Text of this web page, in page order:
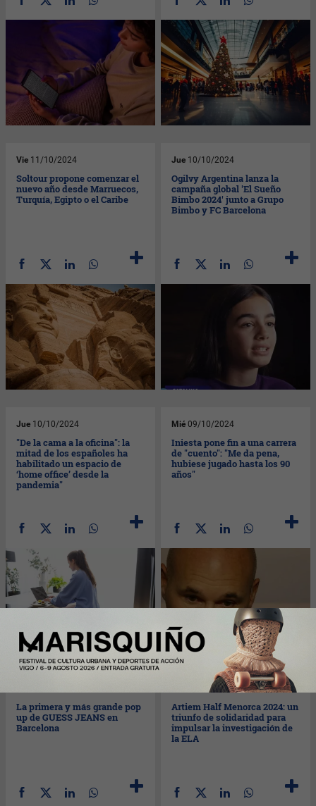
Vie 11/10/2024
Soltour propone comenzar el
nuevo año desde Marruecos,
Turquía, Egipto o el Caribe
Jue 10/10/2024
Ogilvy Argentina lanza la
campaña global 'El Sueño
Bimbo 2024' junto a Grupo
Bimbo y FC Barcelona
Jue 10/10/2024
"De la cama a la oficina": la
mitad de los españoles ha
habilitado un espacio de
‘home office’ desde la
pandemia"
Mié 09/10/2024
Iniesta pone fin a una carrera
de "cuento": "Me da pena,
hubiese jugado hasta los 90
años"
La primera y más grande pop
up de GUESS JEANS en
Barcelona
08/10/2024
Artiem Half Menorca 2024: un
triunfo de solidaridad para
impulsar la investigación de
la ELA